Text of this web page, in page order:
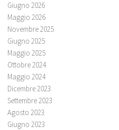
Giugno 2026
Maggio 2026
Novembre 2025
Giugno 2025
Maggio 2025
Ottobre 2024
Maggio 2024
Dicembre 2023
Settembre 2023
Agosto 2023
Giugno 2023